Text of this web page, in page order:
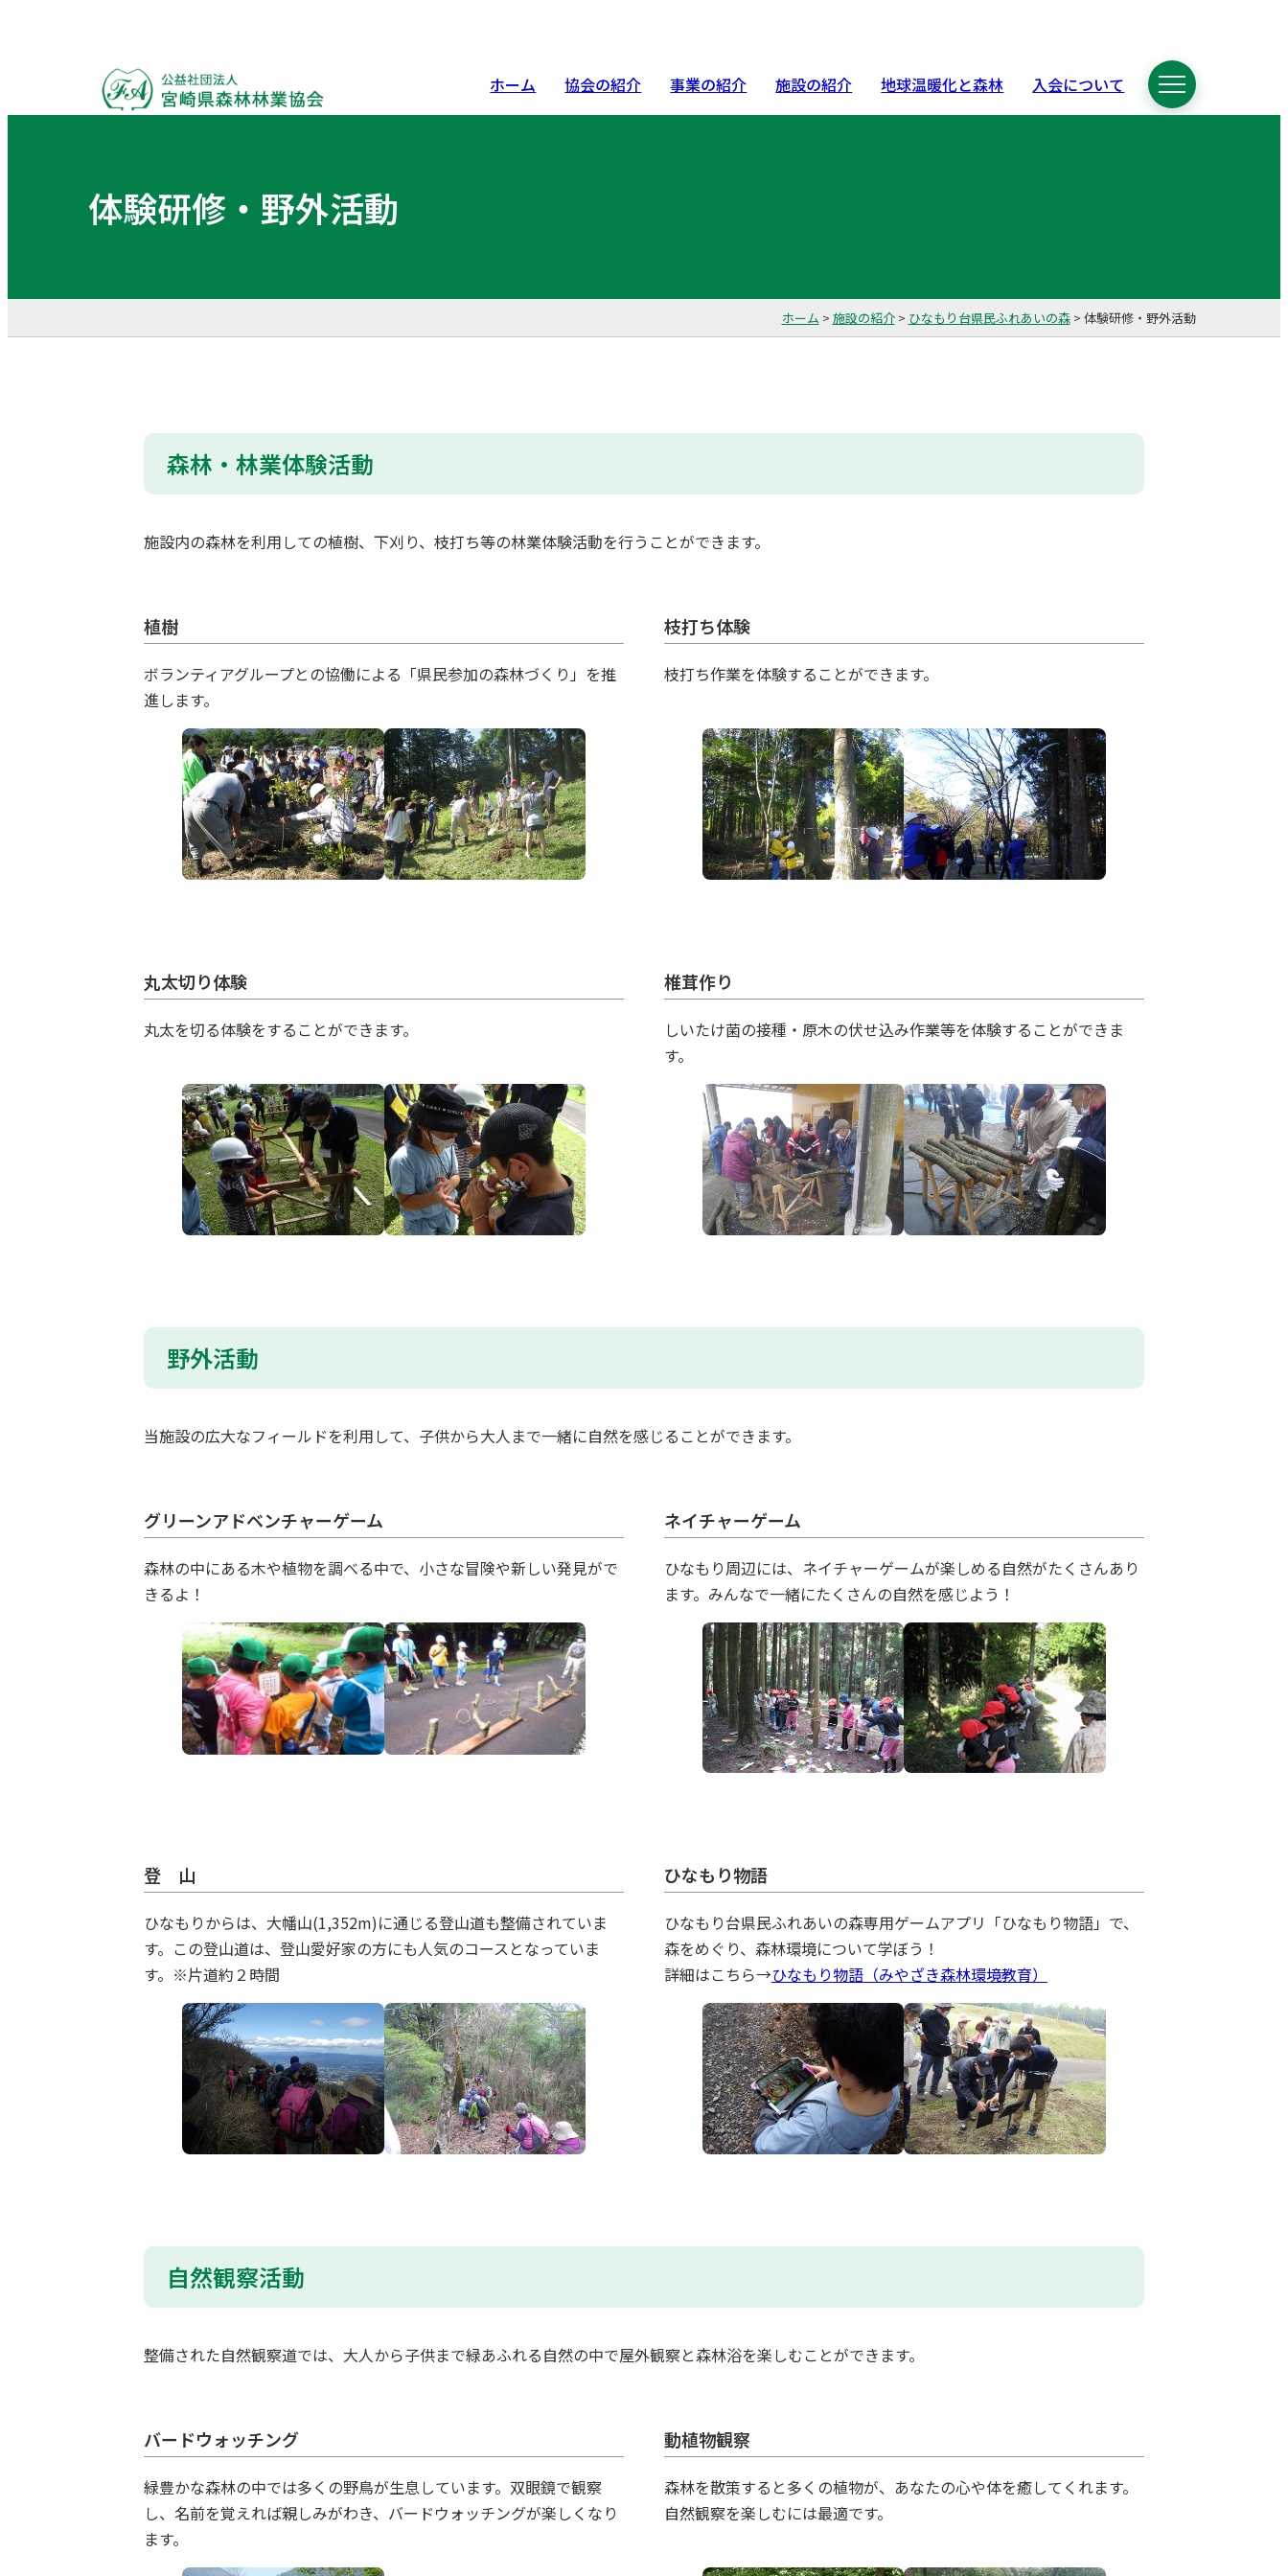
ホーム 協会の紹介 事業の紹介 施設の紹介 地球温暖化と森林 入会について
体験研修・野外活動
ホーム > 施設の紹介> ひなもり台県民ふれあいの森> 体験研修・野外活動
森林・林業体験活動
施設内の森林を利用しての植樹、下刈り、枝打ち等の林業体験活動を行うことができます。
植樹
ボランティアグループとの協働による「県民参加の森林づくり」を推
進します。
枝打ち体験
枝打ち作業を体験することができます。
丸太切り体験
丸太を切る体験をすることができます。
椎茸作り
しいたけ菌の接種・原木の伏せ込み作業等を体験することができま
す。
野外活動
当施設の広大なフィールドを利用して、子供から大人まで一緒に自然を感じることができます。
グリーンアドベンチャーゲーム
森林の中にある木や植物を調べる中で、小さな冒険や新しい発見がで
きるよ！
ネイチャーゲーム
ひなもり周辺には、ネイチャーゲームが楽しめる自然がたくさんあり
ます。みんなで一緒にたくさんの自然を感じよう！
登 山
ひなもりからは、大幡山(1,352m)に通じる登山道も整備されていま
す。この登山道は、登山愛好家の方にも人気のコースとなっていま
す。※片道約２時間
ひなもり物語
ひなもり台県民ふれあいの森専用ゲームアプリ「ひなもり物語」で、
森をめぐり、森林環境について学ぼう！
詳細はこちら→ひなもり物語（みやざき森林環境教育）
自然観察活動
整備された自然観察道では、大人から子供まで緑あふれる自然の中で屋外観察と森林浴を楽しむことができます。
バードウォッチング
緑豊かな森林の中では多くの野鳥が生息しています。双眼鏡で観察
し、名前を覚えれば親しみがわき、バードウォッチングが楽しくなり
ます。
動植物観察
森林を散策すると多くの植物が、あなたの心や体を癒してくれます。
自然観察を楽しむには最適です。